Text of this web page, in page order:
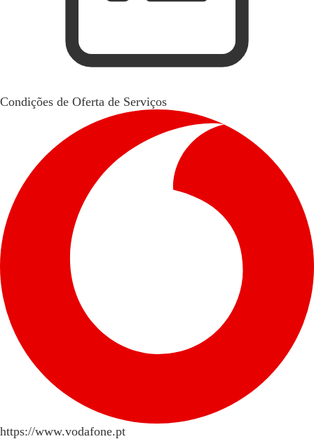
Condições de Oferta de Serviços
https://www.vodafone.pt